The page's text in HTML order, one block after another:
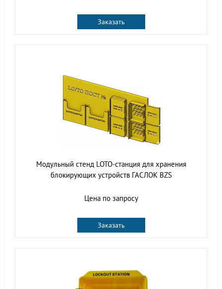
Заказать
Модульный стенд LOTO-станция для хранения
блокирующих устройств ГАСЛОК BZS
Цена по запросу
Заказать